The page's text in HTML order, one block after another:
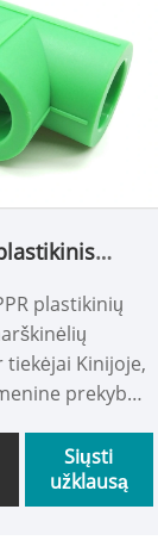
plastikinių
Kinijoje,
prekyba
Mes
naują
garantuoti
Siųsti
užklausą